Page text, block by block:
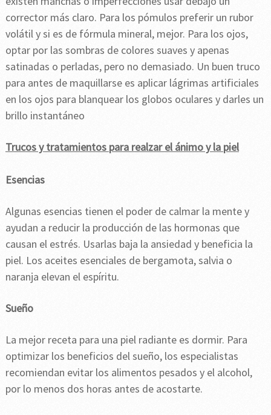
corrector más claro. Para los pómulos preferir un rubor
volátil y si es de fórmula mineral, mejor. Para los ojos,
optar por las sombras de colores suaves y apenas
satinadas o perladas, pero no demasiado. Un buen truco
para antes de maquillarse es aplicar lágrimas artificiales
en los ojos para blanquear los globos oculares y darles un
brillo instantáneo
Trucos y tratamientos para realzar el ánimo y la piel
Esencias
Algunas esencias tienen el poder de calmar la mente y
ayudan a reducir la producción de las hormonas que
causan el estrés. Usarlas baja la ansiedad y beneficia la
piel. Los aceites esenciales de bergamota, salvia o
naranja elevan el espíritu.
Sueño
La mejor receta para una piel radiante es dormir. Para
optimizar los beneficios del sueño, los especialistas
recomiendan evitar los alimentos pesados y el alcohol,
por lo menos dos horas antes de acostarte.